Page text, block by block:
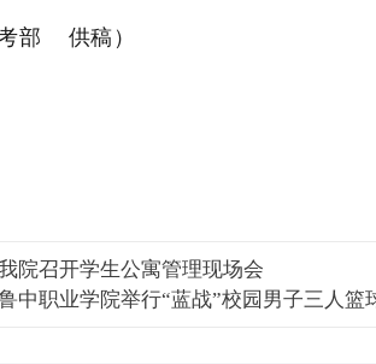
部 供稿）
院召开学生公寓管理现场会
中职业学院举行“蓝战”校园男子三人篮